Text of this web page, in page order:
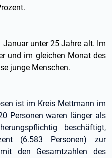
unter 25 Jahre alt. Im
und im gleichen Monat des
junge Menschen.
ist im Kreis Mettmann im
Personen waren länger als
beschäftigt,
(6.583 Personen) zur
den Gesamtzahlen des